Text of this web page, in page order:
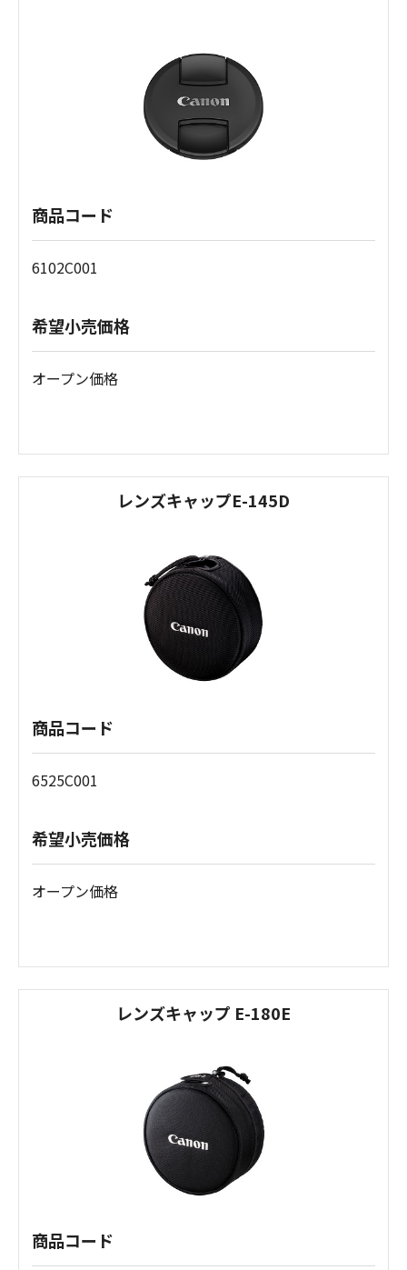
商品コード
6102C001
希望小売価格
オープン価格
レンズキャップE-145D
商品コード
6525C001
希望小売価格
オープン価格
レンズキャップ E-180E
商品コード